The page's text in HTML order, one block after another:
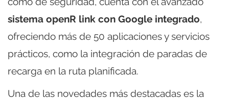
sistema openR link con Google integrado,
ofreciendo más de 50 aplicaciones y servicios
prácticos, como la integración de paradas de
recarga en la ruta planificada.
Una de las novedades más destacadas es la